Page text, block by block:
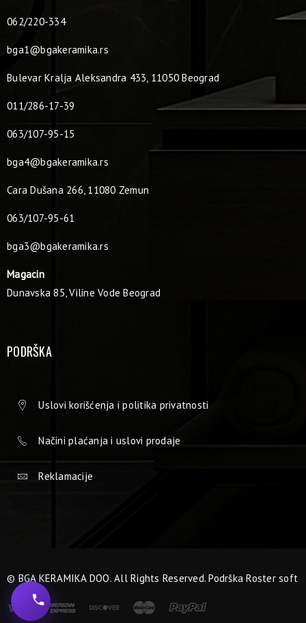
062/220-334
bga1@bgakeramika.rs
Bulevar Kralja Aleksandra 433, 11050 Beograd
011/286-17-39
063/107-95-15
bga4@bgakeramika.rs
Cara Dušana 266, 11080 Zemun
063/107-95-61
bga3@bgakeramika.rs
Magacin
Dunavska 85, Viline Vode Beograd
PODRŠKA
Uslovi korišćenja i politika privatnosti
Načini plaćanja i uslovi prodaje
Reklamacije
© BGA KERAMIKA DOO. All Rights Reserved. PodrškaRoster soft